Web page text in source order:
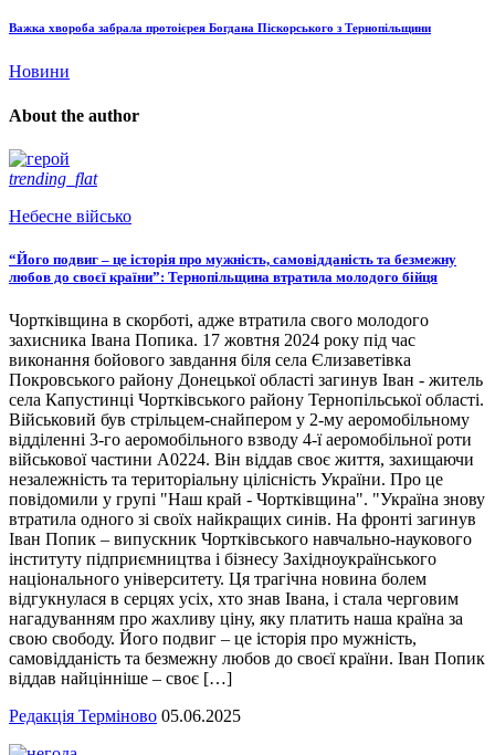
Важка хвороба забрала протоієрея Богдана Піскорського з Тернопільщини
Новини
About the author
trending_flat
Небесне військо
“Його подвиг – це історія про мужність, самовідданість та безмежну
любов до своєї країни”: Тернопільщина втратила молодого бійця
Чортківщина в скорботі, адже втратила свого молодого
захисника Івана Попика. 17 жовтня 2024 року під час
виконання бойового завдання біля села Єлизаветівка
Покровського району Донецької області загинув Іван - житель
села Капустинці Чортківського району Тернопільської області.
Військовий був стрільцем-снайпером у 2-му аеромобільному
відділенні 3-го аеромобільного взводу 4-ї аеромобільної роти
військової частини А0224. Він віддав своє життя, захищаючи
незалежність та територіальну цілісність України. Про це
повідомили у групі "Наш край - Чортківщина". "Україна знову
втратила одного зі своїх найкращих синів. На фронті загинув
Іван Попик – випускник Чортківського навчально-наукового
інституту підприємництва і бізнесу Західноукраїнського
національного університету. Ця трагічна новина болем
відгукнулася в серцях усіх, хто знав Івана, і стала черговим
нагадуванням про жахливу ціну, яку платить наша країна за
свою свободу. Його подвиг – це історія про мужність,
самовідданість та безмежну любов до своєї країни. Іван Попик
віддав найцінніше – своє […]
Редакція Терміново 05.06.2025